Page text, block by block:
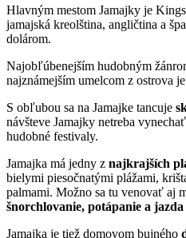
Hlavným mestom Jamajky je
jamajská kreolština, angličtina a
dolárom.
Najobľúbenejším hudobným
najznámejším umelcom z ostrova
S obľubou sa na Jamajke tancuje
návšteve Jamajky netreba
hudobné festivaly.
Jamajka má jedny z najkrajších
bielymi piesočnatými plážami,
palmami. Možno sa tu venovať aj
šnorchlovanie, potápanie a
Jamajka je tiež domovom bujného